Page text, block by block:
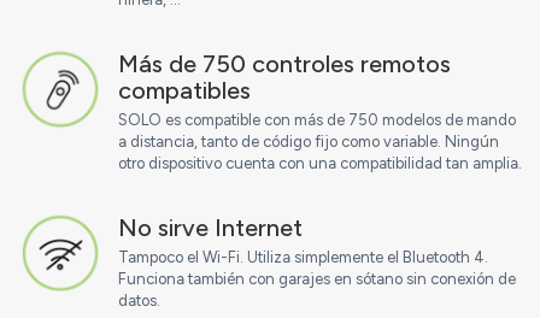
Más de 750 controles remotos
compatibles
SOLO es compatible con más de 750 modelos de mando
a distancia, tanto de código fijo como variable. Ningún
otro dispositivo cuenta con una compatibilidad tan amplia.
No sirve Internet
Tampoco el Wi-Fi. Utiliza simplemente el Bluetooth 4.
Funciona también con garajes en sótano sin conexión de
datos.